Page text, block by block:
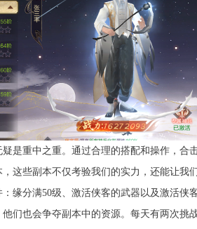
重中之重。通过合理的搭配和操作，合
这些副本不仅考验我们的实力，还能让我
分满50级、激活侠客的武器以及激活侠
们也会争夺副本中的资源。每天有两次挑